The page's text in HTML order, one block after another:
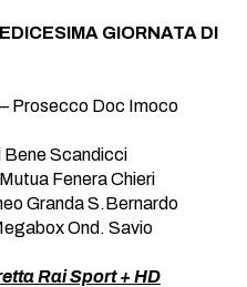
GIORNATA DI
Prosecco Doc Imoco
Bene Scandicci
Fenera Chieri
Granda S.Bernardo
Ond. Savio
Rai Sport + HD